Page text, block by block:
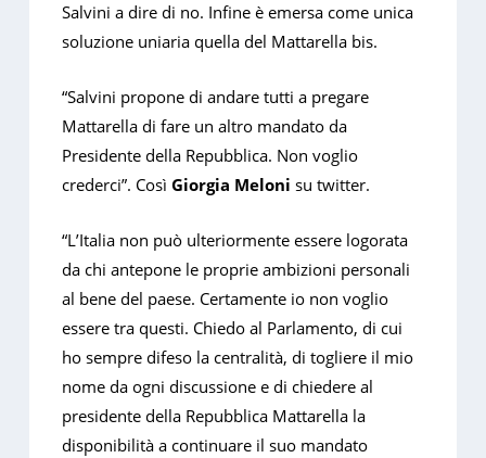
Salvini a dire di no. Infine è emersa come unica
soluzione uniaria quella del Mattarella bis.
“Salvini propone di andare tutti a pregare
Mattarella di fare un altro mandato da
Presidente della Repubblica. Non voglio
crederci”. CosìGiorgia Meloni su twitter.
“L’Italia non può ulteriormente essere logorata
da chi antepone le proprie ambizioni personali
al bene del paese. Certamente io non voglio
essere tra questi. Chiedo al Parlamento, di cui
ho sempre difeso la centralità, di togliere il mio
nome da ogni discussione e di chiedere al
presidente della Repubblica Mattarella la
disponibilità a continuare il suo mandato